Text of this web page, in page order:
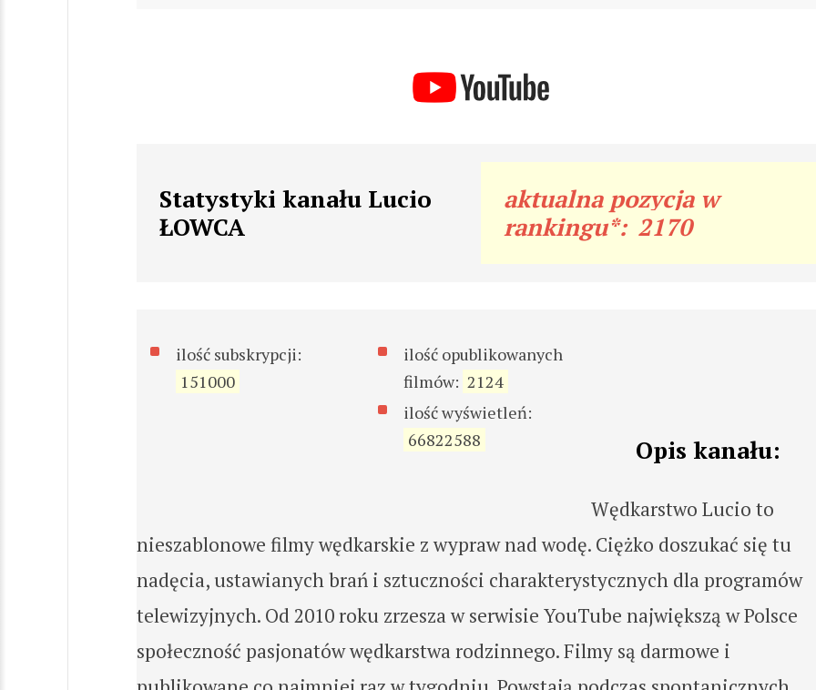
Statystyki kanału Lucio
ŁOWCA
aktualna pozycja w
rankingu*: 2170
ilość subskrypcji:
151000
ilość opublikowanych
filmów: 2124
ilość wyświetleń:
66822588
Opis kanału:
Wędkarstwo Lucio to
nieszablonowe filmy wędkarskie z wypraw nad wodę. Ciężko doszukać się tu
nadęcia, ustawianych brań i sztuczności charakterystycznych dla programów
telewizyjnych. Od 2010 roku zrzesza w serwisie YouTube największą w Polsce
społeczność pasjonatów wędkarstwa rodzinnego. Filmy są darmowe i